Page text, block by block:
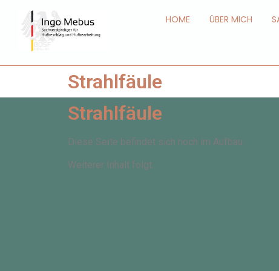
HOME ÜBER MICH
Strahlfäule
Strahlfäule
Diese Seite befindet sich noch im Aufbau.
Weiterer Inhalt folgt.